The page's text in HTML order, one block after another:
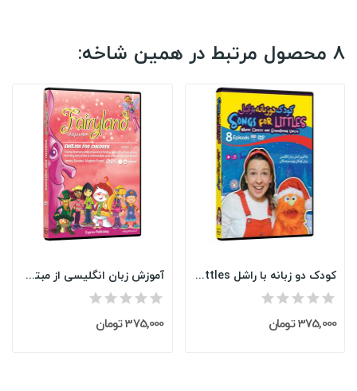
8 محصول مرتبط در همین شاخه:
آموزش زبان انگلیسی از مبتدی تا پیشرفته سرزمین...
375,000 تومان
کودک دو زبانه با راشل Songs for Littles
375,000 تومان